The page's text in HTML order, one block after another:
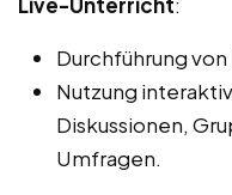
Durchführung
Nutzung
Diskussionen,
Umfragen.